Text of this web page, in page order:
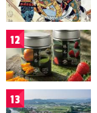
12
13